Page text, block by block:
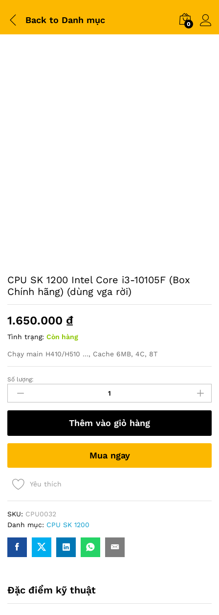
Back to Danh mục 0
CPU SK 1200 Intel Core i3-10105F (Box
Chính hãng) (dùng vga rời)
1.650.000 ₫
Tình trạng: Còn hàng
Chạy main H410/H510 …, Cache 6MB, 4C, 8T
CPU
1200
Intel
i3-
10105F
Chính
hãng)
(dùng
vga
rời)
quantity
Số lượng:
Thêm vào giỏ hàng
Mua ngay
Yêu thích
SKU: CPU0032
Danh mục: CPU SK 1200
Đặc điểm kỹ thuật